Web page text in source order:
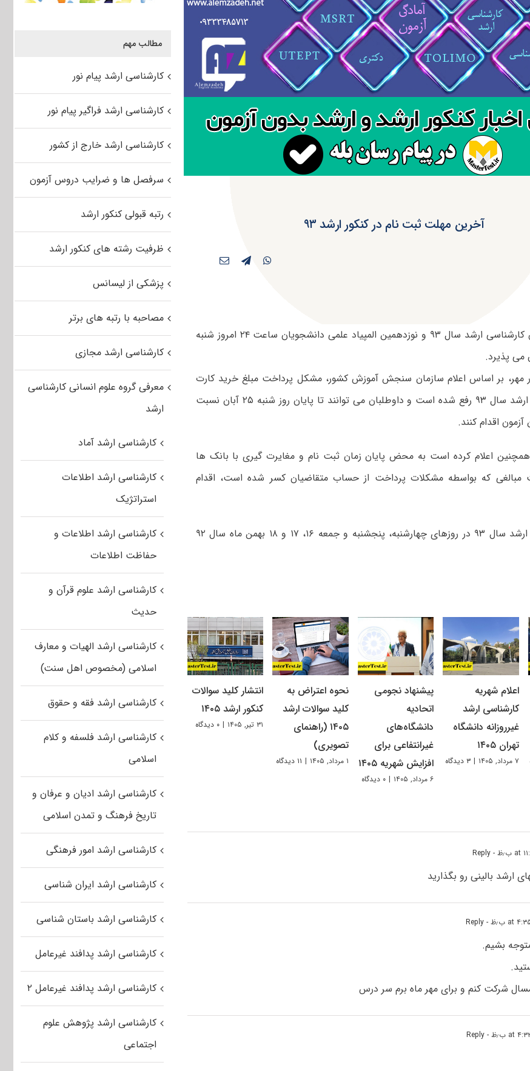
آخرین مهلت ثبت نام در کنکور ارشد ۹۳
ثبت نام در آزمون کارشناسی ارشد سال ۹۳ و نوزدهمین المپیاد علمی دانشجویان ساعت ۲۴ امروز شنبه
مهر، بر اساس اعلام سازمان سنجش آموزش کشور، مشکل پرداخت مبلغ خرید کارت
آزمون کارشناسی ارشد سال ۹۳ رفع شده است و داوطلبان می توانند تا پایان روز شنبه ۲۵ آبان نسبت
اقدام کنند.
اعلام کرده است به محض پایان زمان ثبت نام و مغایرت گیری با بانک ها
که بواسطه مشکلات پرداخت از حساب متقاضیان کسر شده است، اقدام
آزمون کارشناسی ارشد سال ۹۳ در روزهای چهارشنبه، پنجشنبه و جمعه ۱۶، ۱۷ و ۱۸ بهمن ماه سال ۹۲
اعلام شهریه
کارشناسی ارشد
غیرروزانه دانشگاه
تهران ۱۴۰۵
۷ مرداد, ۱۴۰۵ | ۳ دیدگاه
پیشنهاد نجومی
اتحادیه
دانشگاه‌های
غیرانتفاعی برای
افزایش شهریه ۱۴۰۵
۶ مرداد, ۱۴۰۵ | ۰ دیدگاه
نحوه اعتراض به
کلید سوالات ارشد
۱۴۰۵ (راهنمای
تصویری)
۱ مرداد, ۱۴۰۵ | ۱۱ دیدگاه
انتشار کلید سوالات
کنکور ارشد ۱۴۰۵
۳۱ تیر, ۱۴۰۵ | ۰ دیدگاه
- Reply
ارشد بالینی رو بگذارید
- Reply
بشیم.
شرکت کنم و برای مهر ماه برم سر درس
- Reply
مطالب مهم
کارشناسی ارشد پیام نور
کارشناسی ارشد فراگیر پیام نور
کارشناسی ارشد خارج از کشور
سرفصل ها و ضرایب دروس آزمون
رتبه قبولی کنکور ارشد
ظرفیت رشته های کنکور ارشد
پزشکی از لیسانس
مصاحبه با رتبه های برتر
کارشناسی ارشد مجازی
معرفی گروه علوم انسانی کارشناسی
ارشد
کارشناسی ارشد آماد
کارشناسی ارشد اطلاعات
استراتژیک
کارشناسی ارشد اطلاعات و
حفاظت اطلاعات
کارشناسی ارشد علوم قرآن و
حدیث
کارشناسی ارشد الهیات و معارف
اسلامی (مخصوص اهل سنت)
کارشناسی ارشد فقه و حقوق
کارشناسی ارشد فلسفه و کلام
اسلامی
کارشناسی ارشد ادیان و عرفان و
تاریخ فرهنگ و تمدن اسلامی
کارشناسی ارشد امور فرهنگی
کارشناسی ارشد ایران شناسی
کارشناسی ارشد باستان شناسی
کارشناسی ارشد پدافند غیرعامل
کارشناسی ارشد پدافند غیرعامل ۲
کارشناسی ارشد پژوهش علوم
اجتماعی